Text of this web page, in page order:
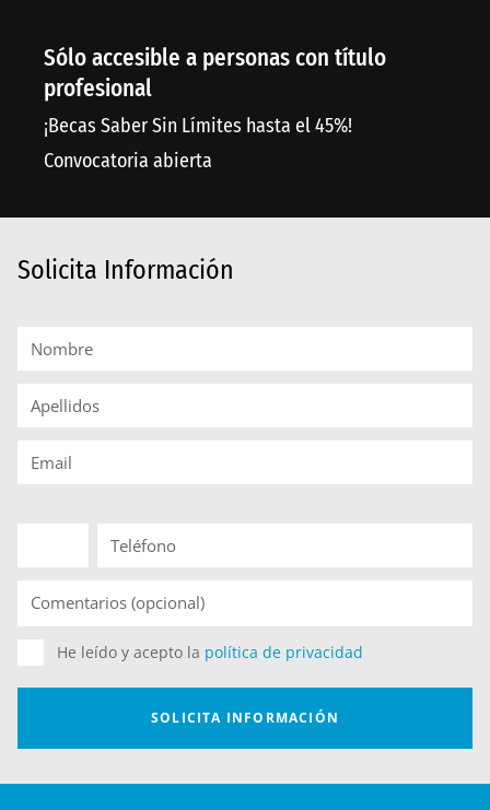
Sólo accesible a personas con título
profesional
¡Becas Saber Sin Límites hasta el 45%!
Convocatoria abierta
Solicita Información